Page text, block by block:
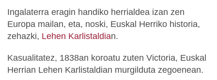
Ingalaterra eragin handiko herrialdea izan zen
Europa mailan, eta, noski, Euskal Herriko historia,
zehazki, Lehen Karlistaldian.
Kasualitatez, 1838an koroatu zuten Victoria, Euskal
Herrian Lehen Karlistaldian murgilduta zegoenean.